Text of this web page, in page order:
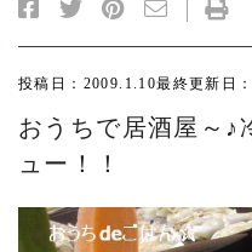
投稿日：2009.1.10最終更新日
おうちで居酒屋～♪
ュー！！